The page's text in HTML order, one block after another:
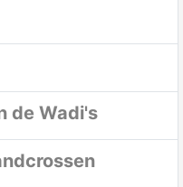
de Wadi's